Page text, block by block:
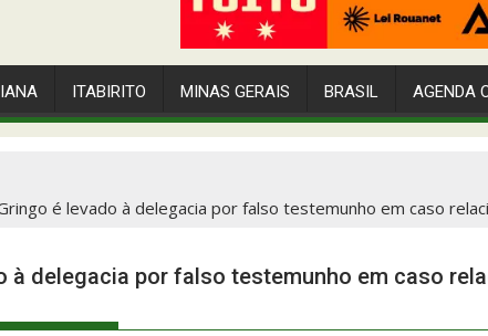
ITABIRITO MINAS GERAIS BRASIL AGENDA
é levado à delegacia por falso testemunho em caso
à delegacia por falso testemunho em caso